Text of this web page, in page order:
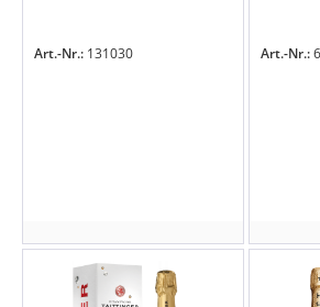
Art.-Nr.: 131030 Art.-Nr.: